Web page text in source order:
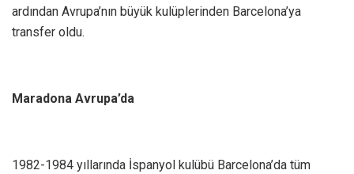
ardından Avrupa’nın büyük kulüplerinden Barcelona’ya
transfer oldu.
Maradona Avrupa’da
1982-1984 yıllarında İspanyol kulübü Barcelona’da tüm